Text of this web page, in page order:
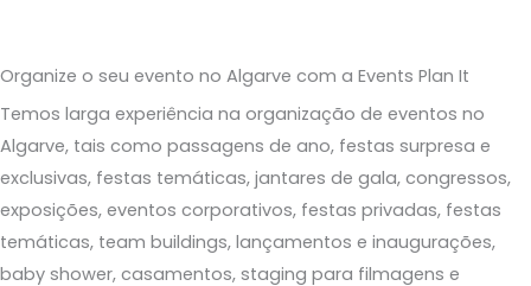
Organize o seu evento no Algarve com a Events Plan It
Temos larga experiência na organização de eventos no
Algarve, tais como passagens de ano, festas surpresa e
exclusivas, festas temáticas, jantares de gala, congressos,
exposições, eventos corporativos, festas privadas, festas
temáticas, team buildings, lançamentos e inaugurações,
baby shower, casamentos, staging para filmagens e